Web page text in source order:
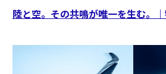
陸と空。その共鳴が唯一を生む。